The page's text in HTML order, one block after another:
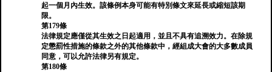
起一個月內生效。該條例本身可能有特別條文來延長或縮短該期
限。
第179條
法律規定應僅從其生效之日起適用，並且不具有追溯效力。在除規
定懲罰性措施的條款之​​外的其他條款中，經組成大會的大多數成員
同意，可以允許法律另有規定。
第180條